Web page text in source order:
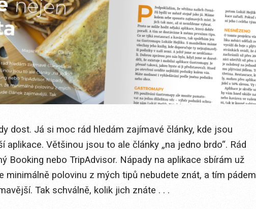
dost. Já si moc rád hledám zajímavé články, kde jsou
aplikace. Většinou jsou to ale články „na jedno brdo“. Rád
Booking nebo TripAdvisor. Nápady na aplikace sbírám už
minimálně polovinu z mých tipů nebudete znát, a tím pádem
Tak schválně, kolik jich znáte . . .